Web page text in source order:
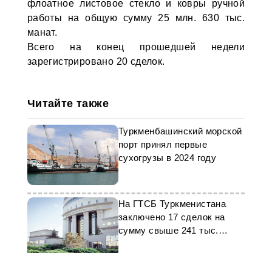
флоатное листовое стекло и ковры ручной
работы на общую сумму 25 млн. 630 тыс.
манат.
Всего на конец прошедшей недели
зарегистрировано 20 сделок.
Читайте также
Туркменбашинский морской
порт принял первые
сухогрузы в 2024 году
На ГТСБ Туркменистана
заключено 17 сделок на
сумму свыше 241 тыс.
долларов